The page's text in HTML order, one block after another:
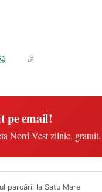
pe email!
Nord-Vest zilnic, gratuit.
parcării la Satu Mare